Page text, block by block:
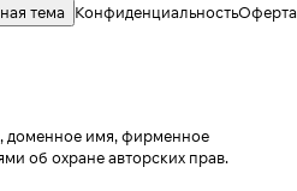
тема КонфиденциальностьОферта
доменное имя, фирменное
об охране авторских прав.